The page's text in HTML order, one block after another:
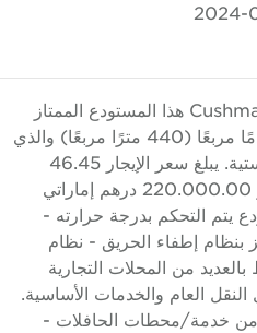
تقدم Cushman & Wakefield Core هذا المستودع الممتاز
الذي تبلغ مساحته 4736.12 قدمًا مربعًا (440 مترًا مربعًا) والذي
يقع في حديقة KEZAD اللوجستية. يبلغ سعر الإيجار 46.45
درهمًا إماراتيًا لكل قدم مربع أو 220.000.00 درهم إماراتي
التحكم بدرجة حرارته -
إطفاء الحريق - نظام
من المحلات التجارية
العام والخدمات الأساسية.
خدمة/محطات الحافلات -